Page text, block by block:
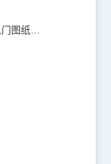
CAD机械入门图纸学习？CAD新手入门图纸练习